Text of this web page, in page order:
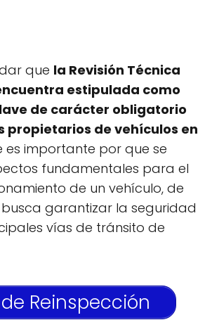
que la Revisión Técnica
estipulada como
de carácter obligatorio
propietarios de vehículos en
es importante por que se
fundamentales para el
de un vehículo, de
garantizar la seguridad
vías de tránsito de
Reinspección